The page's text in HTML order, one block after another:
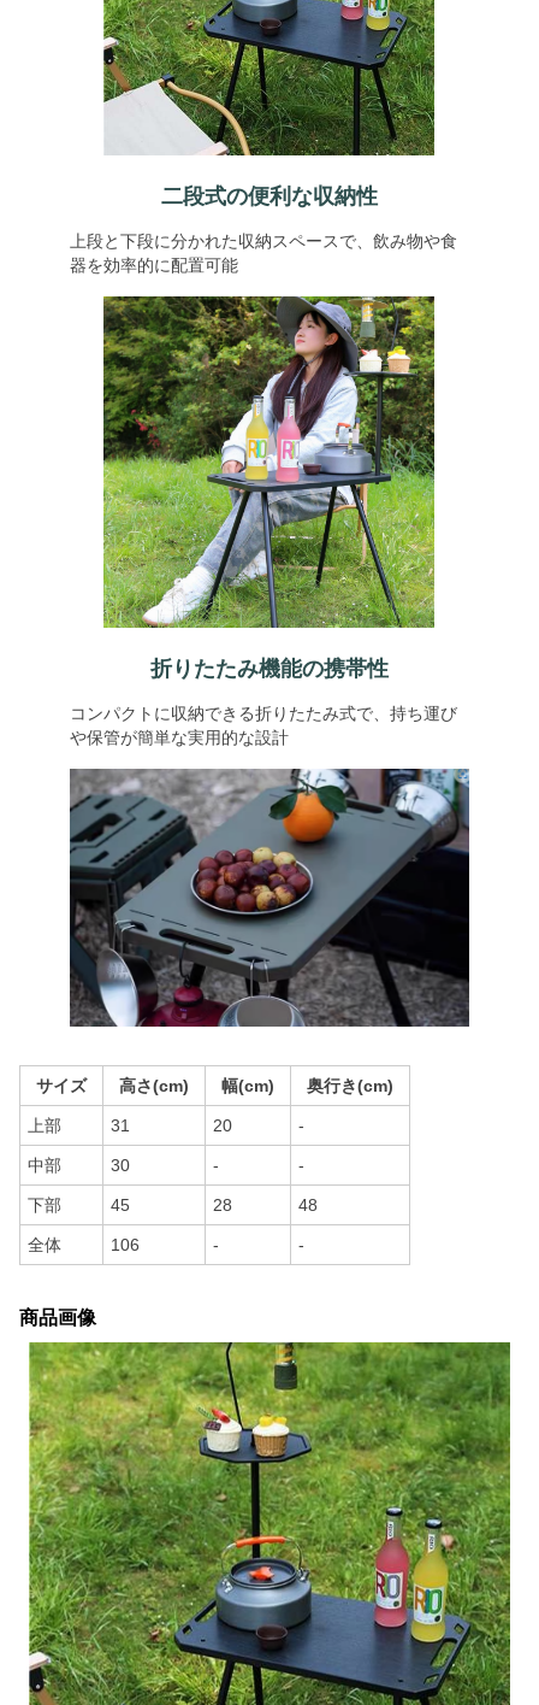
二段式の便利な収納性
上段と下段に分かれた収納スペースで、飲み物や食
器を効率的に配置可能
折りたたみ機能の携帯性
コンパクトに収納できる折りたたみ式で、持ち運び
や保管が簡単な実用的な設計
サイズ 高さ(cm) 幅(cm) 奥行き(cm)
上部 31 20 -
中部 30 - -
下部 45 28 48
全体 106 - -
商品画像